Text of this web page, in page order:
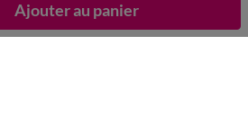
Ajouter au panier